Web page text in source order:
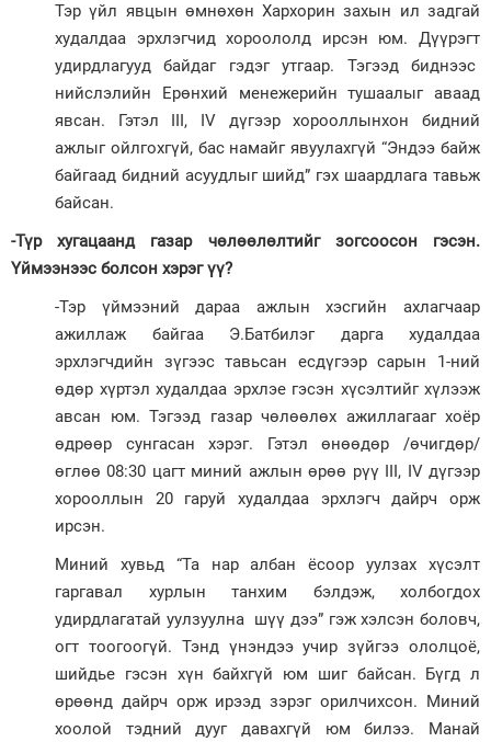
Тэр үйл явцын өмнөхөн Хархорин захын ил задгай
худалдаа эрхлэгчид хороололд ирсэн юм. Дүүрэгт
удирдлагууд байдаг гэдэг утгаар. Тэгээд биднээс
нийслэлийн Ерөнхий менежерийн тушаалыг аваад
явсан. Гэтэл III, IV дүгээр хорооллынхон бидний
ажлыг ойлгохгүй, бас намайг явуулахгүй “Эндээ байж
байгаад бидний асуудлыг шийд” гэх шаардлага тавьж
байсан.
-Түр хугацаанд газар чөлөөлөлтийг зогсоосон гэсэн.
Үймээнээс болсон хэрэг үү?
-Тэр үймээний дараа ажлын хэсгийн ахлагчаар
ажиллаж байгаа Э.Батбилэг дарга худалдаа
эрхлэгчдийн зүгээс тавьсан есдүгээр сарын 1-ний
өдөр хүртэл худалдаа эрхлэе гэсэн хүсэлтийг хүлээж
авсан юм. Тэгээд газар чөлөөлөх ажиллагааг хоёр
өдрөөр сунгасан хэрэг. Гэтэл өнөөдөр /өчигдөр/
өглөө 08:30 цагт миний ажлын өрөө рүү III, IV дүгээр
хорооллын 20 гаруй худалдаа эрхлэгч дайрч орж
ирсэн.
Миний хувьд “Та нар албан ёсоор уулзах хүсэлт
гаргавал хурлын танхим бэлдэж, холбогдох
удирдлагатай уулзуулна шүү дээ” гэж хэлсэн боловч,
огт тоогоогүй. Тэнд үнэндээ учир зүйгээ ололцоё,
шийдье гэсэн хүн байхгүй юм шиг байсан. Бүгд л
өрөөнд дайрч орж ирээд зэрэг орилчихсон. Миний
хоолой тэдний дууг давахгүй юм билээ. Манай